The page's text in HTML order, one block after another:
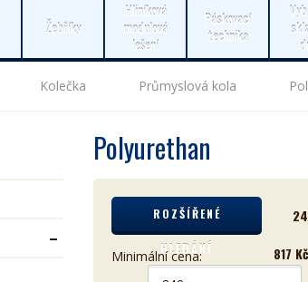
Žebříky
Hliníková
modulová
lešení
Páskovací
technika
Kolečka Průmyslová kola
Polyurethan
ROZŠÍŘENÉ
HLEDÁNÍ
817 Kč
Minimální cena: